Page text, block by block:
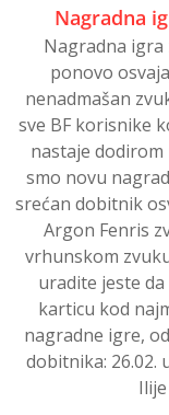
Nagradna
Nagradna igra
ponovo
nenadmašan
sve BF korisnike
nastaje
smo novu
srećan dobitnik
Argon Fenris
vrhunskom
uradite jeste
karticu kod
nagradne igre,
dobitnika: 26.02.